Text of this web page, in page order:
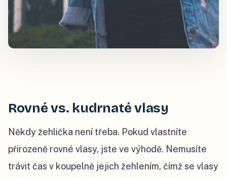
Rovné vs. kudrnaté vlasy
Někdy žehlička není třeba. Pokud vlastníte
přirozeně rovné vlasy, jste ve výhodě. Nemusíte
trávit čas v koupelně jejich žehlením, čímž se vlasy